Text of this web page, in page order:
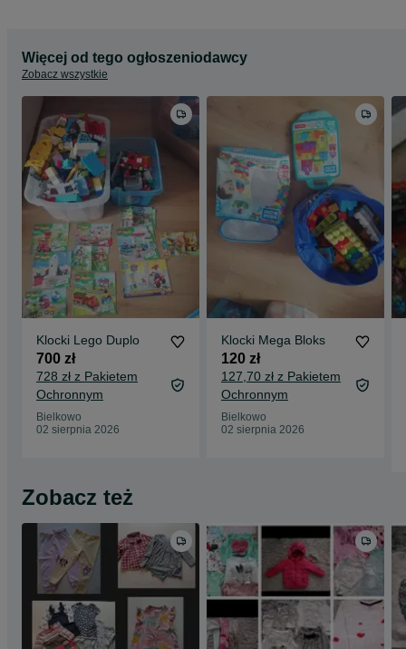
Więcej od tego ogłoszeniodawcy
Zobacz wszystkie
Klocki Lego Duplo
700 zł
728 zł z Pakietem
Ochronnym
Bielkowo
02 sierpnia 2026
Klocki Mega Bloks
120 zł
127,70 zł z Pakietem
Ochronnym
Bielkowo
02 sierpnia 2026
Zobacz też